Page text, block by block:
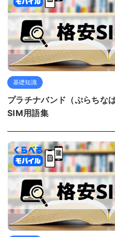
基礎知識
プラチナバンド（ぷらちな
SIM用語集